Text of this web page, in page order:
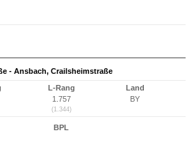
- Ansbach, Crailsheimstraße
L-Rang
1.757
(1.344)
Land
BY
BPL